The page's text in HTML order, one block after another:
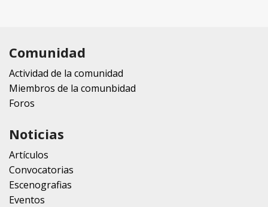
Comunidad
Actividad de la comunidad
Miembros de la comunbidad
Foros
Noticias
Artículos
Convocatorias
Escenografias
Eventos